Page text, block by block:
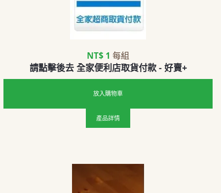
NT$ 1 每組
請點擊後去 全家便利店取貨付款 - 好賣+
放入購物車
產品詳情